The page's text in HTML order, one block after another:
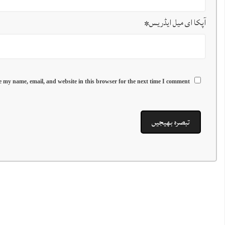
آپکا ای میل ایڈریس*
my name, email, and website in this browser for the next time I comment.